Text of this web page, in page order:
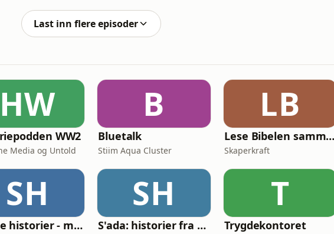
annikenbinz
Last inn flere episoder
HW
WW2
Media og Untold
B
Bluetalk
Stiim Aqua Cluster
LB
Lese Bibelen
Skaperkraft
SH
Sterke historier - med Tore Strømøy
SH
S'ada: historier fra Afghanistan
T
Trygdekontoret